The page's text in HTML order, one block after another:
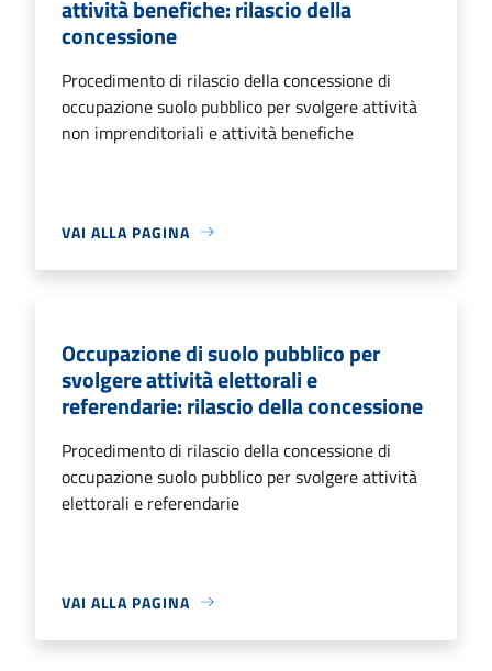
attività benefiche: rilascio della
concessione
Procedimento di rilascio della concessione di
occupazione suolo pubblico per svolgere attività
non imprenditoriali e attività benefiche
VAI ALLA PAGINA
Occupazione di suolo pubblico per
svolgere attività elettorali e
referendarie: rilascio della concessione
Procedimento di rilascio della concessione di
occupazione suolo pubblico per svolgere attività
elettorali e referendarie
VAI ALLA PAGINA